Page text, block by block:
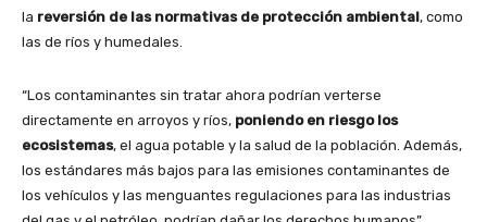
la reversión de las normativas de protección ambiental, como
las de ríos y humedales.
“Los contaminantes sin tratar ahora podrían verterse
directamente en arroyos y ríos, poniendo en riesgo los
ecosistemas, el agua potable y la salud de la población. Además,
los estándares más bajos para las emisiones contaminantes de
los vehículos y las menguantes regulaciones para las industrias